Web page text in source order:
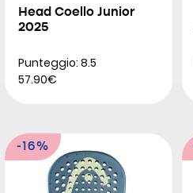
Head Coello Junior
2025
Punteggio: 8.5
57.90€
-16%